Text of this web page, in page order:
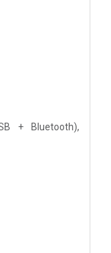
+ Bluetooth),